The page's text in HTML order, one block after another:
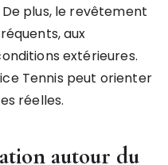
plus, le revêtement
aux
extérieures.
Tennis peut orienter
réelles.
autour du